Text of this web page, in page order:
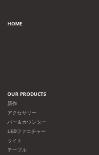
シ
HOME
OUR PRODUCTS
新作
アクセサリー
バー＆カウンター
LEDファニチャー
ライト
テーブル